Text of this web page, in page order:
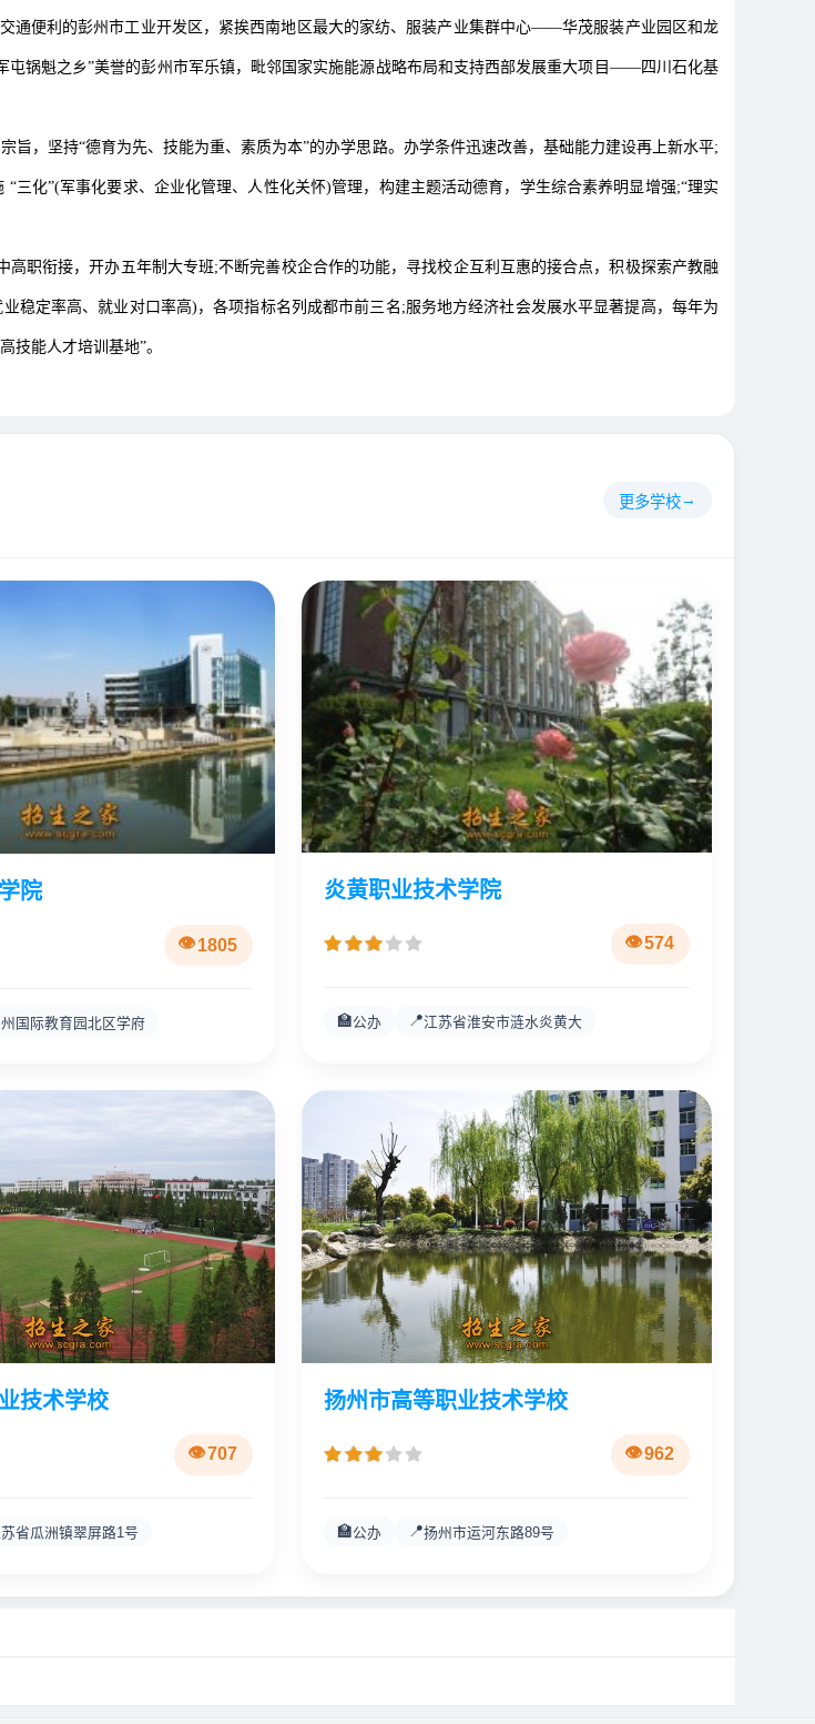
通便利的彭州市工业开发区，紧挨西南地区最大的家纺、服装产业集群中心——华茂服装产业园区和龙
锅魁之乡”美誉的彭州市军乐镇，毗邻国家实施能源战略布局和支持西部发展重大项目——四川石化基
，坚持“德育为先、技能为重、素质为本”的办学思路。办学条件迅速改善，基础能力建设再上新水平;
化”(军事化要求、企业化管理、人性化关怀)管理，构建主题活动德育，学生综合素养明显增强;“理实
衔接，开办五年制大专班;不断完善校企合作的功能，寻找校企互利互惠的接合点，积极探索产教融
稳定率高、就业对口率高)，各项指标名列成都市前三名;服务地方经济社会发展水平显著提高，每年为
技能人才培训基地”。
更多学校
院
1805
国际教育园北区学府
炎黄职业技术学院
574
🏫公办 📍江苏省淮安市涟水炎黄大
技术学校
707
省瓜洲镇翠屏路1号
扬州市高等职业技术学校
962
🏫公办 📍扬州市运河东路89号